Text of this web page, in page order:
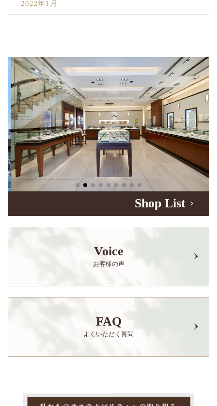
2022年1月
Shop List
Voice
お客様の声
FAQ
よくいただく質問